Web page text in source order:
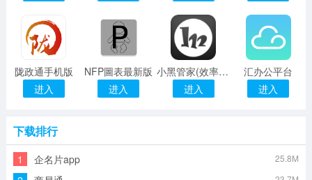
陇政通手机版
进入
NFP圖表最新版
进入
小黑管家(效率办公) v1.9 安卓版
进入
汇办公平台
进入
下载排行
1 企名片app 25.8M